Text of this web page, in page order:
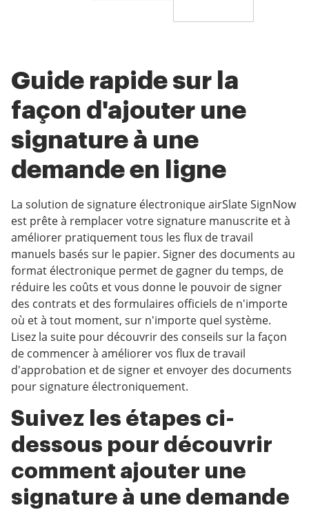
Guide rapide sur la
façon d'ajouter une
signature à une
demande en ligne
La solution de signature électronique airSlate SignNow
est prête à remplacer votre signature manuscrite et à
améliorer pratiquement tous les flux de travail
manuels basés sur le papier. Signer des documents au
format électronique permet de gagner du temps, de
réduire les coûts et vous donne le pouvoir de signer
des contrats et des formulaires officiels de n'importe
où et à tout moment, sur n'importe quel système.
Lisez la suite pour découvrir des conseils sur la façon
de commencer à améliorer vos flux de travail
d'approbation et de signer et envoyer des documents
pour signature électroniquement.
Suivez les étapes ci-
dessous pour découvrir
comment ajouter une
signature à une demande